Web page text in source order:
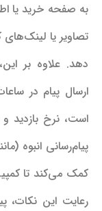
به صفحه خرید یا
تصاویر یا لینک‌های
دهد. علاوه بر
ارسال پیام در
است، نرخ بازدید و
پیام‌رسانی انبوه
کمک می‌کند تا
رعایت این نکات،